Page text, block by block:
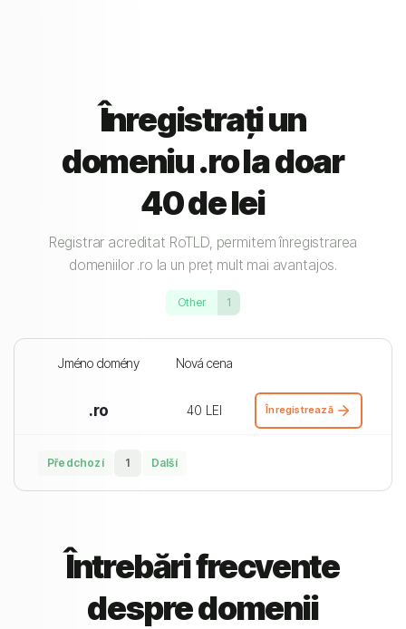
Înregistrați un
domeniu .ro la doar
40 de lei
Registrar acreditat RoTLD, permitem înregistrarea
domeniilor .ro la un preț mult mai avantajos.
Other 1
Jméno domény Nová cena
.ro 40 LEI Înregistrează
Předchozí 1 Další
Întrebări frecvente
despre domenii